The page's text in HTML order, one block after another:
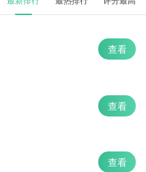
查看
查看
查看